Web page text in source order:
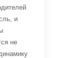
и
не